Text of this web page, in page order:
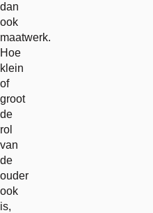
dan
ook
maatwerk.
Hoe
klein
of
groot
de
rol
van
de
ouder
ook
is,